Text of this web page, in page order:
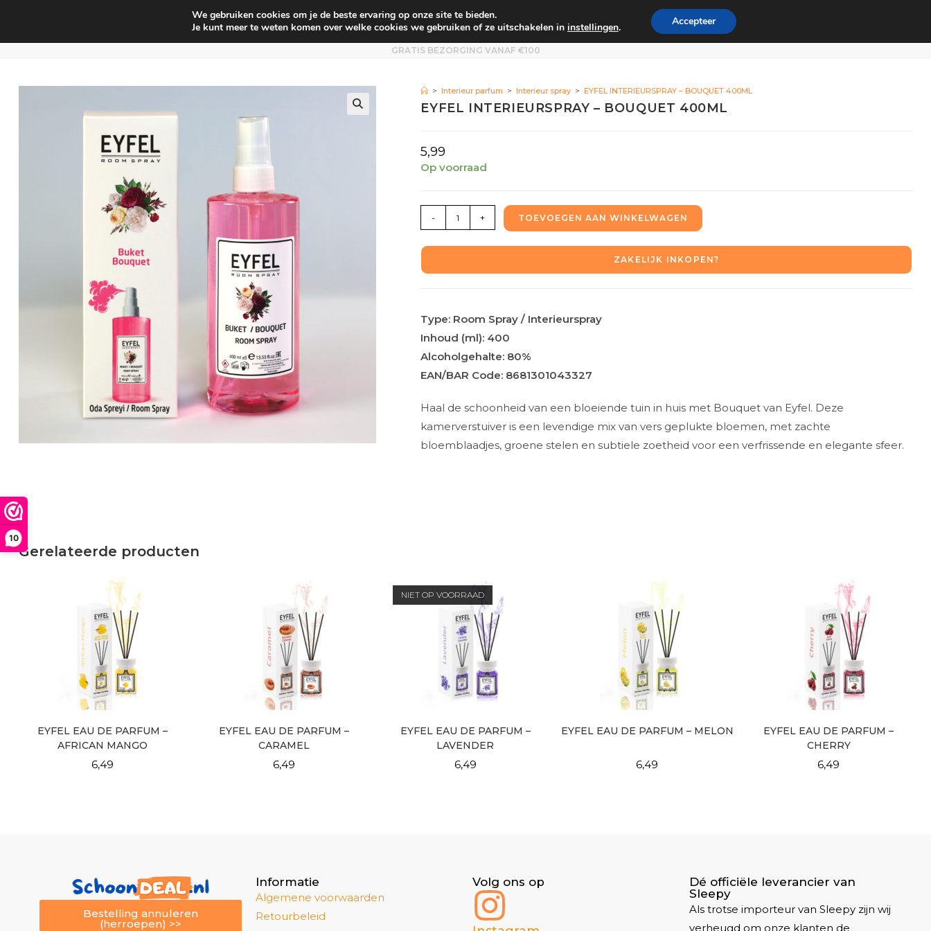
10
Huishouden Interieur parfum Babyverzorging Persoonlijke verzorging Voordeel Zakelijk
GRATIS BEZORGING VANAF €100
> Interieur parfum > Interieur spray > EYFEL INTERIEURSPRAY – BOUQUET 400ML
EYFEL INTERIEURSPRAY – BOUQUET 400ML
5,99
Op voorraad
- + TOEVOEGEN AAN WINKELWAGEN
ZAKELIJK INKOPEN?
Type: Room Spray / Interieurspray
Inhoud (ml): 400
Alcoholgehalte: 80%
EAN/BAR Code: 8681301043327
Haal de schoonheid van een bloeiende tuin in huis met Bouquet van Eyfel. Deze
kamerverstuiver is een levendige mix van vers geplukte bloemen, met zachte
bloemblaadjes, groene stelen en subtiele zoetheid voor een verfrissende en elegante sfeer.
Gerelateerde producten
EYFEL EAU DE PARFUM –
AFRICAN MANGO
6,49
EYFEL EAU DE PARFUM –
CARAMEL
6,49
NIET OP VOORRAAD
EYFEL EAU DE PARFUM –
LAVENDER
6,49
EYFEL EAU DE PARFUM – MELON
6,49
EYFEL EAU DE PARFUM –
CHERRY
6,49
Bestelling annuleren
(herroepen) >>
Informatie
Algemene voorwaarden
Retourbeleid
Volg ons op
Dé officiële leverancier van
Sleepy
Als trotse importeur van Sleepy zijn wij
verheugd om onze klanten de
We gebruiken cookies om je de beste ervaring op onze site te bieden.
Je kunt meer te weten komen over welke cookies we gebruiken of ze uitschakelen in instellingen. Accepteer